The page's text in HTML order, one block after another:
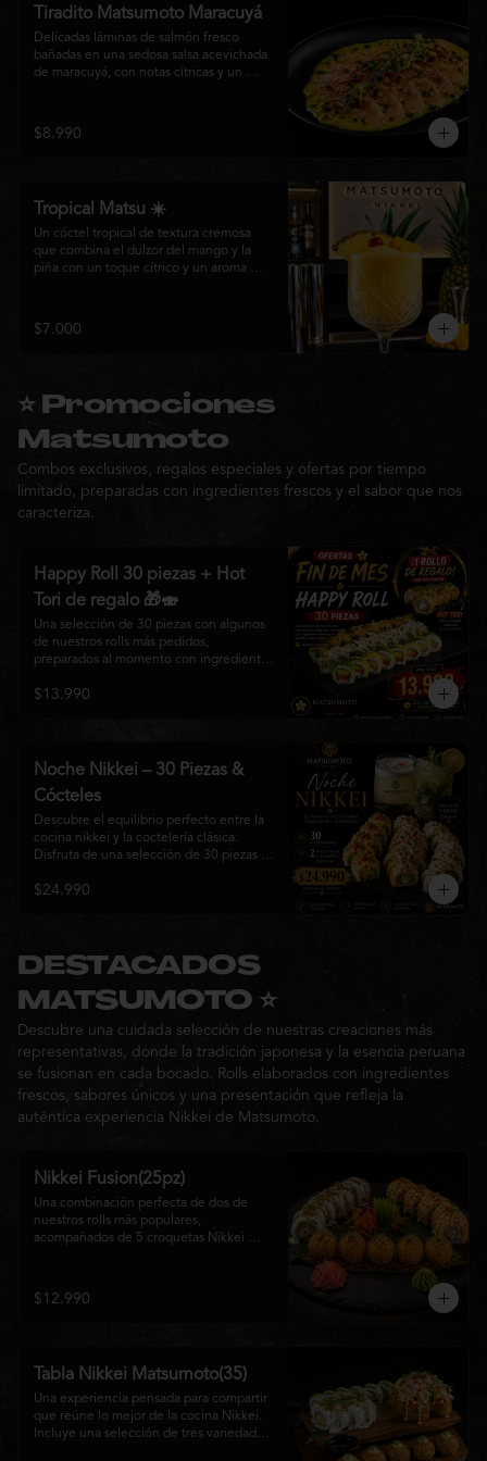
Tiradito Matsumoto Maracuyá
Delicadas láminas de salmón fresco
bañadas en una sedosa salsa acevichada
de maracuyá, con notas cítricas y un
de ají rojo, aceite de cilantro, brotes
frescos y pimienta recién molida. Un
$8.990
Tropical Matsu ☀️
Un cóctel tropical de textura cremosa
que combina el dulzor del mango y la
piña con un toque cítrico y un aroma
nikkei de Matsumoto.
$7.000
⭐ Promociones
Matsumoto
Combos exclusivos, regalos especiales y ofertas por tiempo
limitado, preparadas con ingredientes frescos y el sabor que nos
caracteriza.
Happy Roll 30 piezas + Hot
Tori de regalo 🎁🍣
Una selección de 30 piezas con algunos
de nuestros rolls más pedidos,
preparados al momento con ingredientes
Matsumoto Nikkei. Una promoción
Incluye un Hot Tori de regalo (10 piezas):
crema y cebollín, frito en panko hasta
obtener un dorado perfecto y una
textura irresistible.
$13.990
Noche Nikkei – 30 Piezas &
Cócteles
Descubre el equilibrio perfecto entre la
cocina nikkei y la coctelería clásica.
Disfruta de una selección de 30 piezas
frescos, acompañadas de 2 Pisco Sour o
a Matsumoto Nikkei.
Ideal para: una cita, una salida con
amigos o una noche especial llena de
sabor y buena compañía.
$24.990
DESTACADOS
MATSUMOTO ⭐
Descubre una cuidada selección de nuestras creaciones más
representativas, donde la tradición japonesa y la esencia peruana
se fusionan en cada bocado. Rolls elaborados con ingredientes
frescos, sabores únicos y una presentación que refleja la
auténtica experiencia Nikkei de Matsumoto.
Nikkei Fusion(25pz)
Una combinación perfecta de dos de
nuestros rolls más populares,
acompañados de 5 croquetas Nikkei
cremosa salsa de la casa. Una tabla que
reúne diferentes texturas y sabores, ideal
$12.990
Tabla Nikkei Matsumoto(35)
Una experiencia pensada para compartir
que reúne lo mejor de la cocina Nikkei.
Incluye una selección de tres variedades